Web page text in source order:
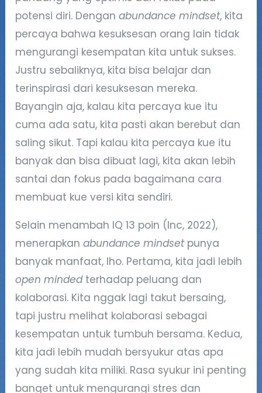
potensi diri. Denganabundance mindset, kita
percaya bahwa kesuksesan orang lain tidak
mengurangi kesempatan kita untuk sukses.
Justru sebaliknya, kita bisa belajar dan
terinspirasi dari kesuksesan mereka.
Bayangin aja, kalau kita percaya kue itu
cuma ada satu, kita pasti akan berebut dan
saling sikut. Tapi kalau kita percaya kue itu
banyak dan bisa dibuat lagi, kita akan lebih
santai dan fokus pada bagaimana cara
membuat kue versi kita sendiri.
Selain menambah IQ 13 poin (Inc, 2022),
menerapkanabundance mindsetpunya
banyak manfaat, lho. Pertama, kita jadi lebih
open mindedterhadap peluang dan
kolaborasi. Kita nggak lagi takut bersaing,
tapi justru melihat kolaborasi sebagai
kesempatan untuk tumbuh bersama. Kedua,
kita jadi lebih mudah bersyukur atas apa
yang sudah kita miliki. Rasa syukur ini penting
banget untuk mengurangi stres dan